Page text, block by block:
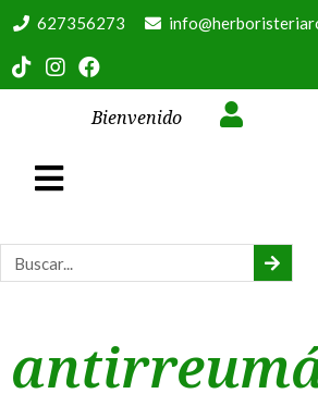
627356273
Bienvenido